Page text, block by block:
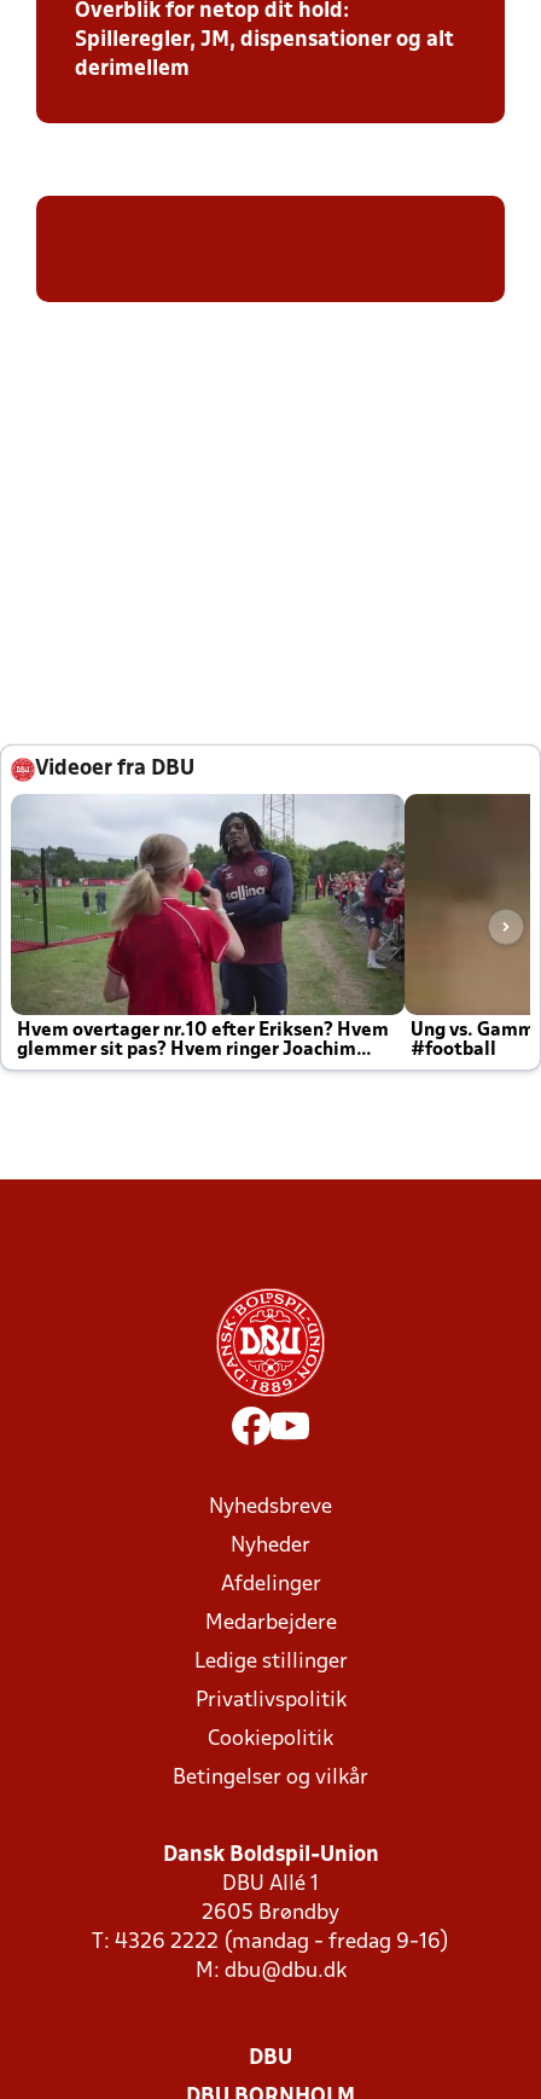
Overblik for netop dit hold:
Spilleregler, JM, dispensationer og alt
derimellem
Videoer fra DBU
Hvem overtager nr.10 efter Eriksen? Hvem
glemmer sit pas? Hvem ringer Joachim
altid til efter kampe?
Ung vs.
#football
Nyhedsbreve
Nyheder
Afdelinger
Medarbejdere
Ledige stillinger
Privatlivspolitik
Cookiepolitik
Betingelser og vilkår
Dansk Boldspil-Union
DBU Allé 1
2605 Brøndby
T: 4326 2222 (mandag - fredag 9-16)
M: dbu@dbu.dk
DBU